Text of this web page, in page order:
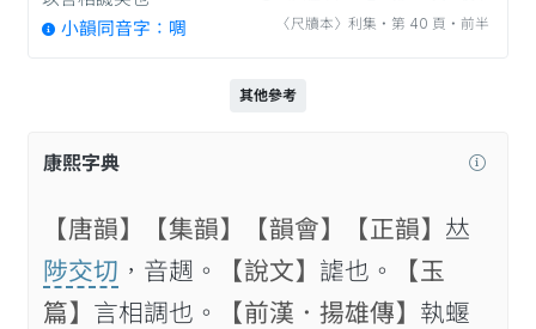
〈尺牘本〉利集‧第 40 頁‧前半
小韻同音字：啁
其他參考
康熙字典
【唐韻】 【集韻】 【韻會】 【正韻】 𠀤
陟交切 ，音䞴。 【說文】 謔也。
【玉
篇】 言相調也。 【前漢．揚雄傳】 執蝘